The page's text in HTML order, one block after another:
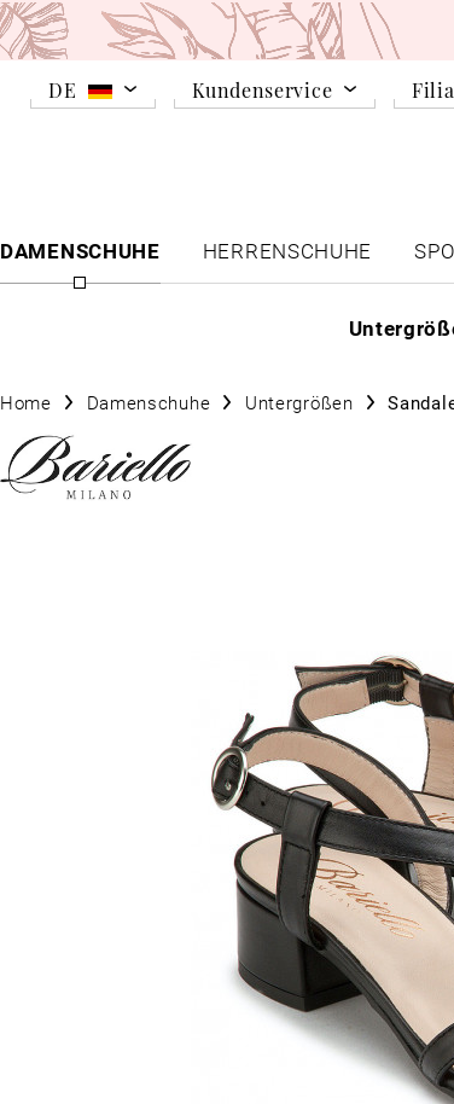
DE Kundenservice
DAMENSCHUHE
HERRENSCHUHE
Home Damenschuhe Untergrößen